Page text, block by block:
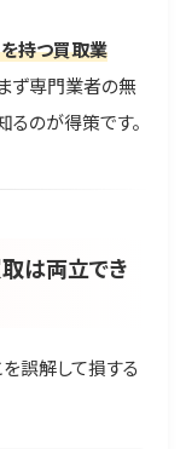
持つ買取業
ず専門業者の無
のが得策です。
は両立でき
を誤解して損する